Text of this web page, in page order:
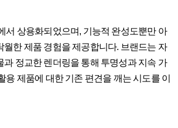
서 상용화되었으며, 기능적 완성도뿐만 아
월한 제품 경험을 제공합니다. 브랜드는 자
과 정교한 렌더링을 통해 투명성과 지속 가
용 제품에 대한 기존 편견을 깨는 시도를 이